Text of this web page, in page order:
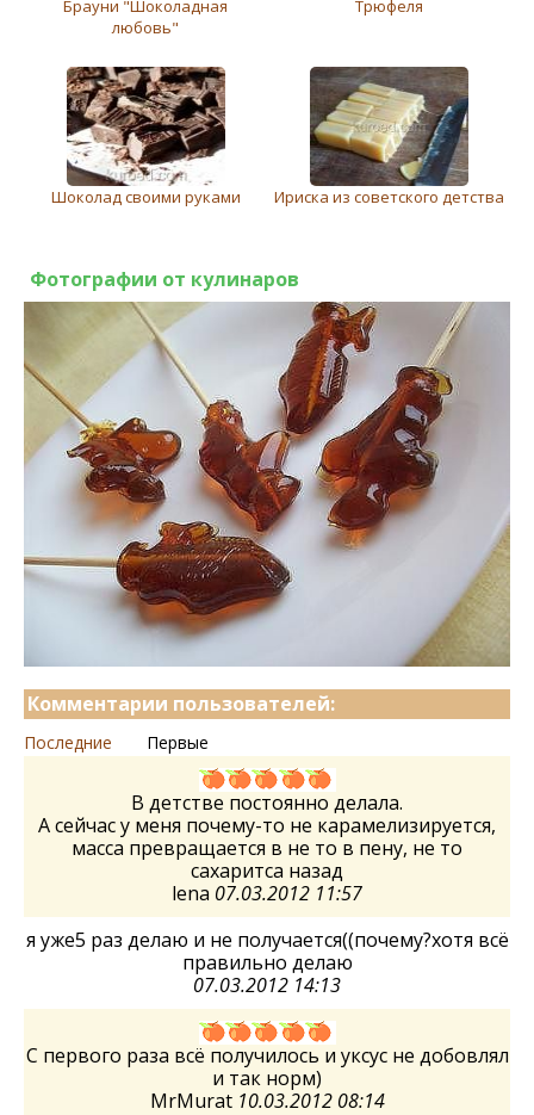
Брауни "Шоколадная
любовь"
Трюфеля
Шоколад своими руками Ириска из советского детства
Фотографии от кулинаров
Комментарии пользователей:
Последние Первые
В детстве постоянно делала.
А сейчас у меня почему-то не карамелизируется,
масса превращается в не то в пену, не то
сахаритса назад
lena 07.03.2012 11:57
я уже5 раз делаю и не получается((почему?хотя всё
правильно делаю
07.03.2012 14:13
С первого раза всё получилось и уксус не добовлял
и так норм)
MrMurat 10.03.2012 08:14